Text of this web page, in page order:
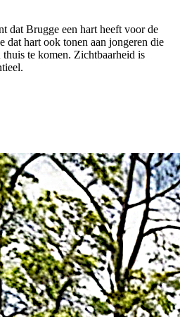
dat Brugge een hart heeft voor de
dat hart ook tonen aan jongeren die
thuis te komen. Zichtbaarheid is